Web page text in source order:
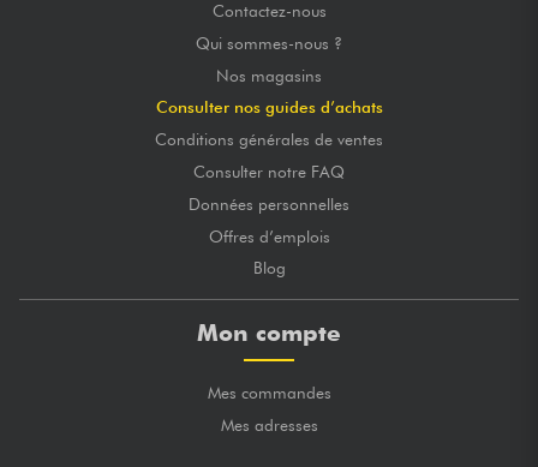
Contactez-nous
Qui sommes-nous ?
Nos magasins
Consulter nos guides d’achats
Conditions générales de ventes
Consulter notre FAQ
Données personnelles
Offres d’emplois
Blog
Mon compte
Mes commandes
Mes adresses